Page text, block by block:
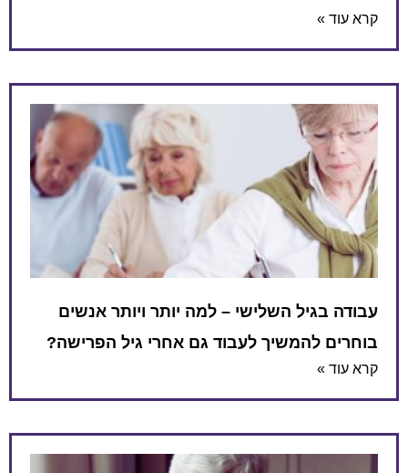
קרא עוד »
עבודה בגיל השלישי – למה יותר ויותר אנשים
בוחרים להמשיך לעבוד גם אחרי גיל הפרישה?
קרא עוד »